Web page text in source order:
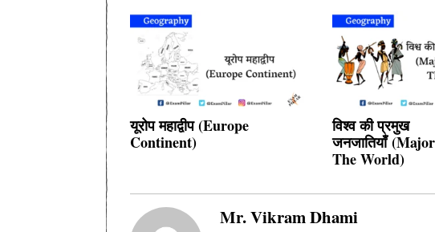
यूरोप महाद्वीप (Europe
Continent)
विश्व की प्रमुख
जनजातियाँ
The World)
Mr. Vikram Dhami